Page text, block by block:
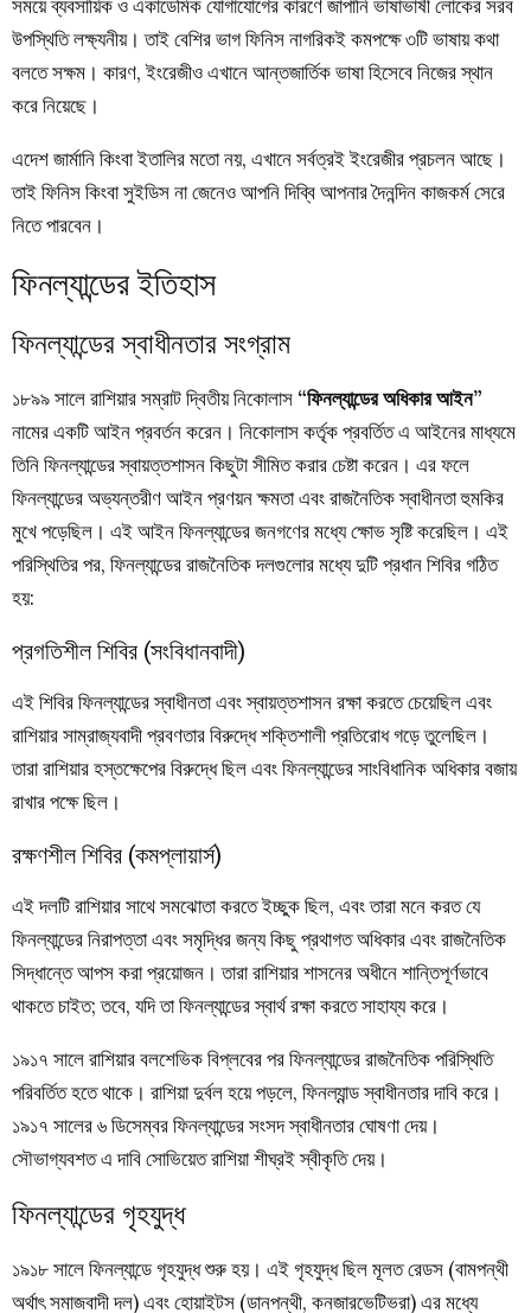
সময়ে ব্যবসায়িক ও একাডেমিক যোগাযোগের কারণে জাপানি ভাষাভাষী লোকের সরব
উপস্থিতি লক্ষ্যনীয়। তাই বেশির ভাগ ফিনিস নাগরিকই কমপক্ষে ৩টি ভাষায় কথা
বলতে সক্ষম। কারণ, ইংরেজীও এখানে আন্তজার্তিক ভাষা হিসেবে নিজের স্থান
করে নিয়েছে।
এদেশ জার্মানি কিংবা ইতালির মতো নয়, এখানে সর্বত্রই ইংরেজীর প্রচলন আছে।
তাই ফিনিস কিংবা সুইডিস না জেনেও আপনি দিব্বি আপনার দৈনন্দিন কাজকর্ম সেরে
নিতে পারবেন।
ফিনল্যান্ডের ইতিহাস
ফিনল্যান্ডের স্বাধীনতার সংগ্রাম
১৮৯৯ সালে রাশিয়ার সম্রাট দ্বিতীয় নিকোলাস “ফিনল্যান্ডের অধিকার আইন”
নামের একটি আইন প্রবর্তন করেন। নিকোলাস কর্তৃক প্রবর্তিত এ আইনের মাধ্যমে
তিনি ফিনল্যান্ডের স্বায়ত্তশাসন কিছুটা সীমিত করার চেষ্টা করেন। এর ফলে
ফিনল্যান্ডের অভ্যন্তরীণ আইন প্রণয়ন ক্ষমতা এবং রাজনৈতিক স্বাধীনতা হুমকির
মুখে পড়েছিল। এই আইন ফিনল্যান্ডের জনগণের মধ্যে ক্ষোভ সৃষ্টি করেছিল। এই
পরিস্থিতির পর, ফিনল্যান্ডের রাজনৈতিক দলগুলোর মধ্যে দুটি প্রধান শিবির গঠিত
হয়:
প্রগতিশীল শিবির (সংবিধানবাদী)
এই শিবির ফিনল্যান্ডের স্বাধীনতা এবং স্বায়ত্তশাসন রক্ষা করতে চেয়েছিল এবং
রাশিয়ার সাম্রাজ্যবাদী প্রবণতার বিরুদ্ধে শক্তিশালী প্রতিরোধ গড়ে তুলেছিল।
তারা রাশিয়ার হস্তক্ষেপের বিরুদ্ধে ছিল এবং ফিনল্যান্ডের সাংবিধানিক অধিকার বজায়
রাখার পক্ষে ছিল।
রক্ষণশীল শিবির (কমপ্লায়ার্স)
এই দলটি রাশিয়ার সাথে সমঝোতা করতে ইচ্ছুক ছিল, এবং তারা মনে করত যে
ফিনল্যান্ডের নিরাপত্তা এবং সমৃদ্ধির জন্য কিছু প্রথাগত অধিকার এবং রাজনৈতিক
সিদ্ধান্তে আপস করা প্রয়োজন। তারা রাশিয়ার শাসনের অধীনে শান্তিপূর্ণভাবে
থাকতে চাইত; তবে, যদি তা ফিনল্যান্ডের স্বার্থ রক্ষা করতে সাহায্য করে।
১৯১৭ সালে রাশিয়ার বলশেভিক বিপ্লবের পর ফিনল্যান্ডের রাজনৈতিক পরিস্থিতি
পরিবর্তিত হতে থাকে। রাশিয়া দুর্বল হয়ে পড়লে, ফিনল্যান্ড স্বাধীনতার দাবি করে।
১৯১৭ সালের ৬ ডিসেম্বর ফিনল্যান্ডের সংসদ স্বাধীনতার ঘোষণা দেয়।
সৌভাগ্যবশত এ দাবি সোভিয়েত রাশিয়া শীঘ্রই স্বীকৃতি দেয়।
ফিনল্যান্ডের গৃহযুদ্ধ
১৯১৮ সালে ফিনল্যান্ডে গৃহযুদ্ধ শুরু হয়। এই গৃহযুদ্ধ ছিল মূলত রেডস (বামপন্থী
অর্থাৎ সমাজবাদী দল) এবং হোয়াইটস (ডানপন্থী, কনজারভেটিভরা) এর মধ্যে